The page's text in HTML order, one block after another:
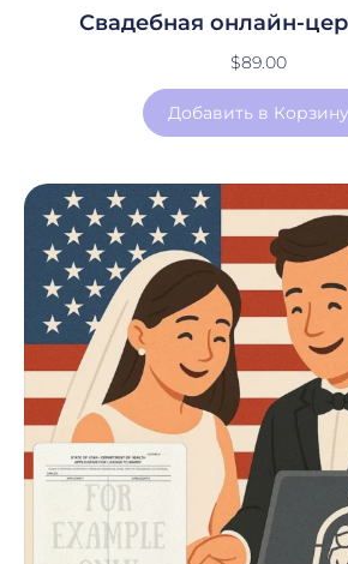
Свадебная онлайн-
$89.00
Добавить в Корзину